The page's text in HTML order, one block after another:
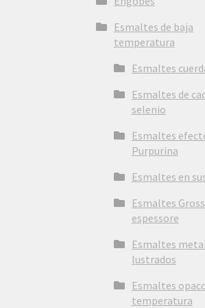
Esmaltes de baja
temperatura
Esmaltes
Esmaltes de
selenio
Esmaltes
Purpurina
Esmaltes en
Esmaltes
espessore
Esmaltes
lustrados
Esmaltes
temperatura